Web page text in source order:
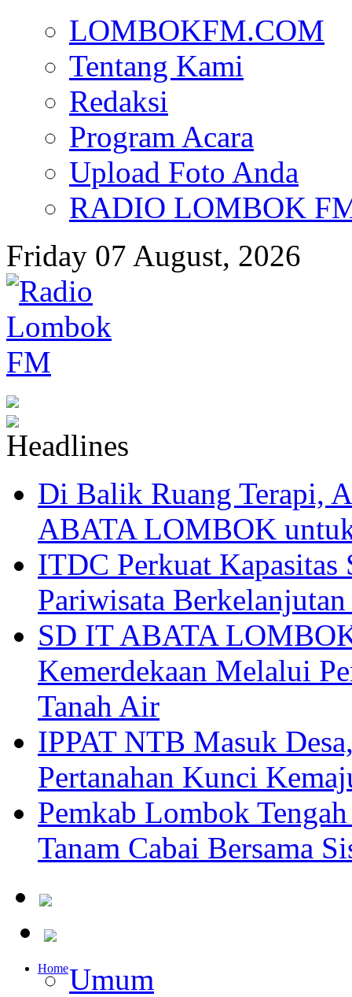
LOMBOKFM.COM
Tentang Kami
Redaksi
Program Acara
Upload Foto Anda
RADIO LOMBOK
Friday 07 August, 2026
Di Balik Ruang Terapi,
ABATA LOMBOK
ITDC Perkuat
Pariwisata
SD IT ABATA
Kemerdekaan Melalui
Tanah Air
IPPAT NTB Masuk
Pertanahan Kunci
Pemkab Lombok
Tanam Cabai Bersama
HomeUmum